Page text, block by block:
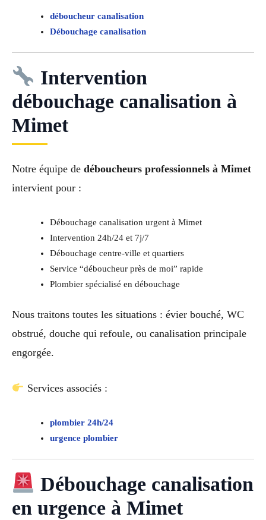
déboucheur canalisation
Débouchage canalisation
Intervention
débouchage canalisation à
Mimet
Notre équipe de déboucheurs professionnels à Mimet
intervient pour :
Débouchage canalisation urgent à Mimet
Intervention 24h/24 et 7j/7
Débouchage centre-ville et quartiers
Service “déboucheur près de moi” rapide
Plombier spécialisé en débouchage
Nous traitons toutes les situations : évier bouché, WC
obstrué, douche qui refoule, ou canalisation principale
engorgée.
Services associés :
plombier 24h/24
urgence plombier
Débouchage canalisation
en urgence à Mimet